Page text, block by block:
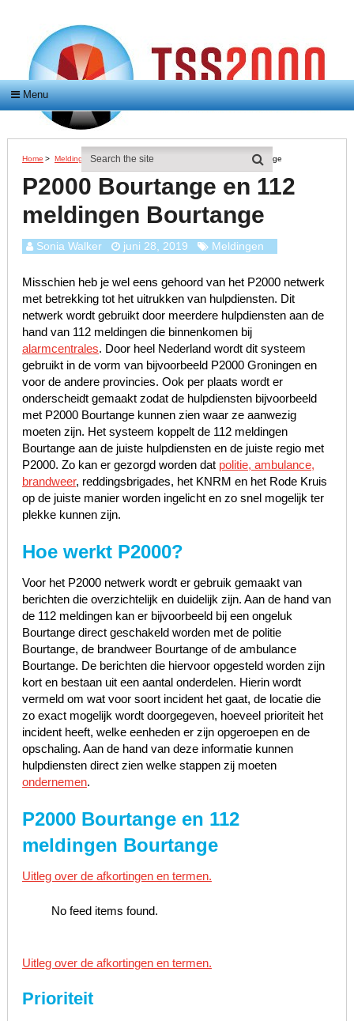
Menu
Home > Meldingen > P2000 Bourtange En 112 Meldingen Bourtange
P2000 Bourtange en 112
meldingen Bourtange
Sonia Walker juni 28, 2019 Meldingen
Misschien heb je wel eens gehoord van het P2000 netwerk
met betrekking tot het uitrukken van hulpdiensten. Dit
netwerk wordt gebruikt door meerdere hulpdiensten aan de
hand van 112 meldingen die binnenkomen bij
alarmcentrales. Door heel Nederland wordt dit systeem
gebruikt in de vorm van bijvoorbeeld P2000 Groningen en
voor de andere provincies. Ook per plaats wordt er
onderscheidt gemaakt zodat de hulpdiensten bijvoorbeeld
met P2000 Bourtange kunnen zien waar ze aanwezig
moeten zijn. Het systeem koppelt de 112 meldingen
Bourtange aan de juiste hulpdiensten en de juiste regio met
P2000. Zo kan er gezorgd worden dat politie, ambulance,
brandweer, reddingsbrigades, het KNRM en het Rode Kruis
op de juiste manier worden ingelicht en zo snel mogelijk ter
plekke kunnen zijn.
Hoe werkt P2000?
Voor het P2000 netwerk wordt er gebruik gemaakt van
berichten die overzichtelijk en duidelijk zijn. Aan de hand van
de 112 meldingen kan er bijvoorbeeld bij een ongeluk
Bourtange direct geschakeld worden met de politie
Bourtange, de brandweer Bourtange of de ambulance
Bourtange. De berichten die hiervoor opgesteld worden zijn
kort en bestaan uit een aantal onderdelen. Hierin wordt
vermeld om wat voor soort incident het gaat, de locatie die
zo exact mogelijk wordt doorgegeven, hoeveel prioriteit het
incident heeft, welke eenheden er zijn opgeroepen en de
opschaling. Aan de hand van deze informatie kunnen
hulpdiensten direct zien welke stappen zij moeten
ondernemen.
P2000 Bourtange en 112
meldingen Bourtange
Uitleg over de afkortingen en termen.
No feed items found.
Uitleg over de afkortingen en termen.
Prioriteit